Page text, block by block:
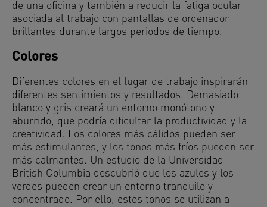
de una oficina y también a reducir la fatiga ocular
asociada al trabajo con pantallas de ordenador
brillantes durante largos periodos de tiempo.
Colores
Diferentes colores en el lugar de trabajo inspirarán
diferentes sentimientos y resultados. Demasiado
blanco y gris creará un entorno monótono y
aburrido, que podría dificultar la productividad y la
creatividad. Los colores más cálidos pueden ser
más estimulantes, y los tonos más fríos pueden ser
más calmantes. Un estudio de la Universidad
British Columbia descubrió que los azules y los
verdes pueden crear un entorno tranquilo y
concentrado. Por ello, estos tonos se utilizan a